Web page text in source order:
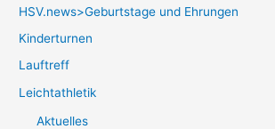
HSV.news>Geburtstage und Ehrungen
Kinderturnen
Lauftreff
Leichtathletik
Aktuelles